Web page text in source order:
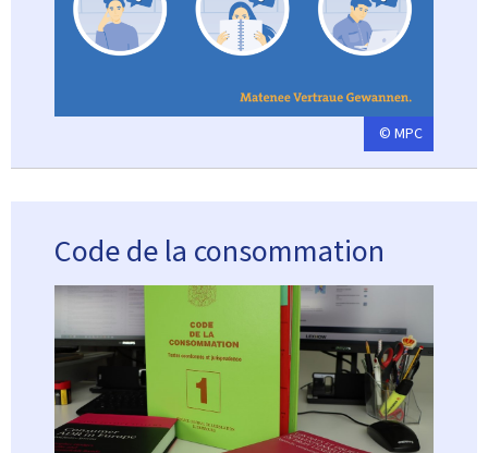
© MPC
Code de la consommation